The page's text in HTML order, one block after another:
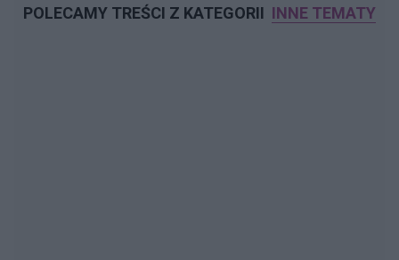
POLECAMY TREŚCI Z KATEGORII INNE TEMATY